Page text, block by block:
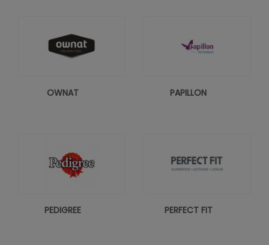
OWNAT PAPILLON
PEDIGREE PERFECT FIT